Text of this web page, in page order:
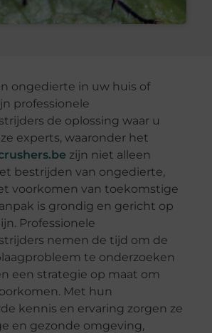
ongedierte in uw huis of
professionele
de oplossing waar u
experts, waaronder het
zijn niet alleen
bestrijden van ongedierte,
voorkomen van toekomstige
is grondig en gericht op
Professionele
nemen de tijd om de
te onderzoeken
een strategie op maat om
Met hun
kennis en ervaring zorgen ze
en gezonde omgeving,